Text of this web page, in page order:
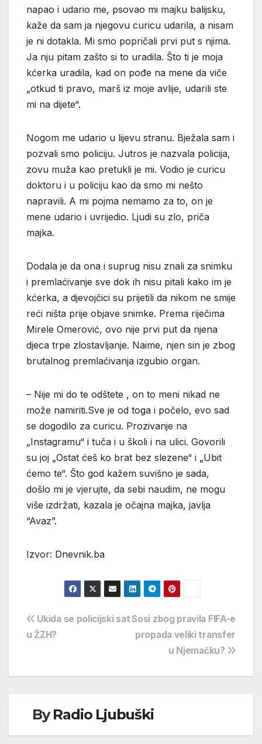
napao i udario me, psovao mi majku balijsku,
kaže da sam ja njegovu curicu udarila, a nisam
je ni dotakla. Mi smo popričali prvi put s njima.
Ja nju pitam zašto si to uradila. Što ti je moja
kćerka uradila, kad on pođe na mene da viče
„otkud ti pravo, marš iz moje avlije, udarili ste
mi na dijete“.
Nogom me udario u lijevu stranu. Bježala sam i
pozvali smo policiju. Jutros je nazvala policija,
zovu muža kao pretukli je mi. Vodio je curicu
doktoru i u policiju kao da smo mi nešto
napravili. A mi pojma nemamo za to, on je
mene udario i uvrijedio. Ljudi su zlo, priča
majka.
Dodala je da ona i suprug nisu znali za snimku
i premlaćivanje sve dok ih nisu pitali kako im je
kćerka, a djevojčici su prijetili da nikom ne smije
reći ništa prije objave snimke. Prema riječima
Mirele Omerović, ovo nije prvi put da njena
djeca trpe zlostavljanje. Naime, njen sin je zbog
brutalnog premlaćivanja izgubio organ.
– Nije mi do te odštete , on to meni nikad ne
može namiriti.Sve je od toga i počelo, evo sad
se dogodilo za curicu. Prozivanje na
„Instagramu“ i tuča i u školi i na ulici. Govorili
su joj „Ostat ćeš ko brat bez slezene“ i „Ubit
ćemo te“. Što god kažem suvišno je sada,
došlo mi je vjerujte, da sebi naudim, ne mogu
više izdržati, kazala je očajna majka, javlja
“Avaz”.
Izvor: Dnevnik.ba
Navigacija
Sosi zbog pravila FIFA-e
propada veliki transfer
u Njemačku?
Ukida se policijski sat
u ŽZH?
ByRadio Ljubuški